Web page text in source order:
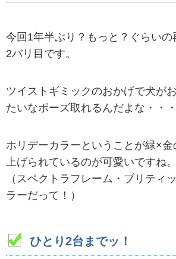
今回1年半ぶり？もっと？ぐらい
2バリ目です。
ツイストギミックのおかげで犬が
たいなポーズ取れるんだよな・・・
ホリデーカラーということが緑×
上げられているのが可愛いですね。
（スペクトラフレーム・ブリティ
ラーだって！）
ひとり2台までッ！